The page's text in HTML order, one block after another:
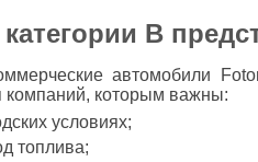
B
автомобили
которым важны:
условиях;
топлива;